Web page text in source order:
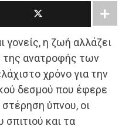
γονείς, η ζωή αλλάζει
της ανατροφής των
χρόνο για την
δεσμού που έφερε
στέρηση ύπνου, οι
και τα